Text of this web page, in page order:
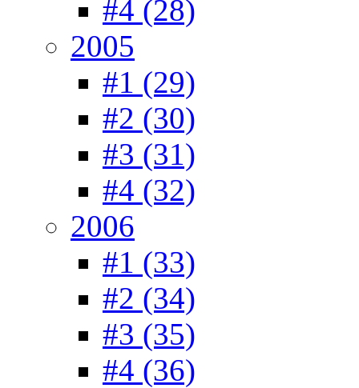
#4 (28)
2005
#1 (29)
#2 (30)
#3 (31)
#4 (32)
2006
#1 (33)
#2 (34)
#3 (35)
#4 (36)